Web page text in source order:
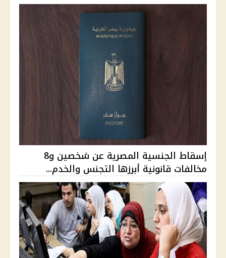
إسقاط الجنسية المصرية عن شخصين و8
مخالفات قانونية أبرزها التجنس والخدم...